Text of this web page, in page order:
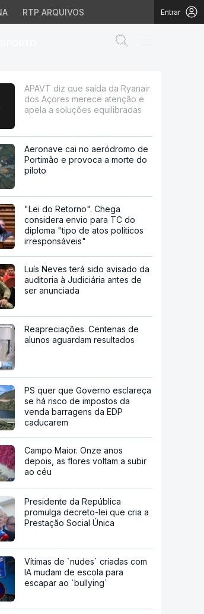
RTP ARQUIVOS Entrar
atenção e
APAVT diz que saída da Ryanair
dos Açores merece atenção e
apela a soluções equilibradas
Aeronave cai no aeródromo de
Portimão e provoca a morte do
piloto
"Lei do Retorno". Chega
considera envio para TC do
diploma "tipo de atos políticos
irresponsáveis"
Luís Neves terá sido avisado da
auditoria à Judiciária antes de
ser anunciada
Reapreciações. Centenas de
alunos aguardam resultados
PS quer que Governo esclareça
se há risco de impostos da
venda barragens da EDP
caducarem
Campo Maior. Onze anos
depois, as flores voltam a subir
ao céu
Presidente da República
promulga decreto-lei que cria a
Prestação Social Única
Vítimas de `nudes` criadas com
IA mudam de escola para
escapar ao `bullying`